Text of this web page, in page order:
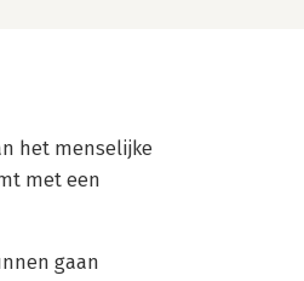
het menselijke
met een
gaan